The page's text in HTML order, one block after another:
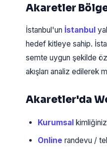
Akaretler
İstanbul'un İstanbul
hedef kitleye sahip.
semte uygun şekilde
akışları analiz edilerek
Akaretler'da
Kurumsal
Online randevu /